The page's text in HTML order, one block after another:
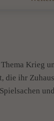
Krieg
die ihr